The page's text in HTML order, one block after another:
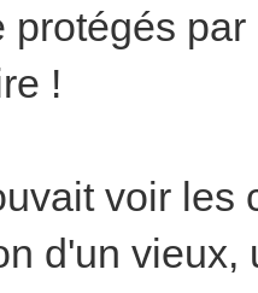
protégés
!
voir les
d'un